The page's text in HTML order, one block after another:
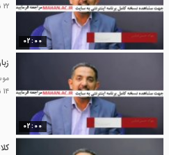
02:00
22 نمایش
02:00
14 نمایش